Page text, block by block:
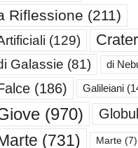
Riflessione (211)
(129)
Galassie (81) di
(186) Galileiani
(970)
(731) Marte(7)